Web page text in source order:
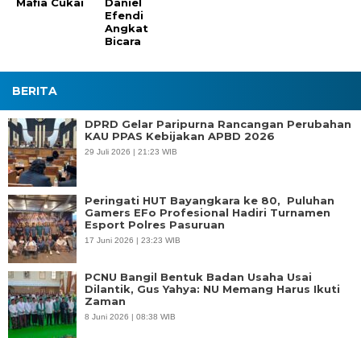
Efendi
Angkat
Bicara
BERITA
DPRD Gelar Paripurna Rancangan Perubahan
KAU PPAS Kebijakan APBD 2026
29 Juli 2026 | 21:23 WIB
Peringati HUT Bayangkara ke 80, Puluhan
Gamers EFo Profesional Hadiri Turnamen
Esport Polres Pasuruan
17 Juni 2026 | 23:23 WIB
PCNU Bangil Bentuk Badan Usaha Usai
Dilantik, Gus Yahya: NU Memang Harus Ikuti
Zaman
8 Juni 2026 | 08:38 WIB